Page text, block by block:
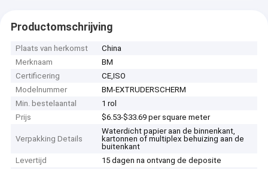
Productomschrijving
Plaats van herkomst
China
Merknaam
BM
Certificering
CE,ISO
Modelnummer
BM-EXTRUDERSCHERM
Min. bestelaantal
1 rol
Prijs
$6.53-$33.69 per square meter
Verpakking Details
Waterdicht papier aan de binnenkant,
kartonnen of multiplex behuizing aan de
buitenkant
Levertijd
15 dagen na ontvang de deposite